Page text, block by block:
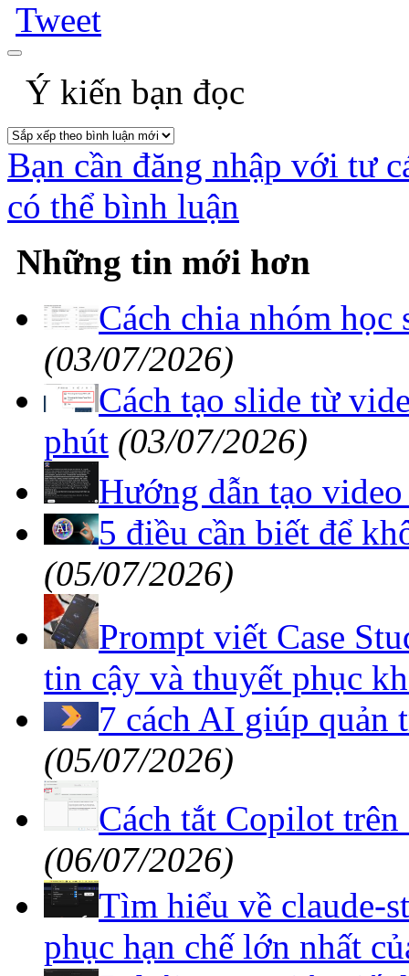
Ý kiến bạn đọc
Bạn cần đăng nhập với tư
có thể bình luận
Những tin mới hơn
Cách chia nhóm
(03/07/2026)
Cách tạo slide từ
phút (03/07/2026)
Hướng dẫn tạo
5 điều cần biết để
(05/07/2026)
Prompt viết Case
tin cậy và thuyết phục
7 cách AI giúp quản
(05/07/2026)
Cách tắt Copilot
(06/07/2026)
Tìm hiểu về claude-
phục hạn chế lớn nhất
5 thói quen giúp tiết
TOP cách sử dụng